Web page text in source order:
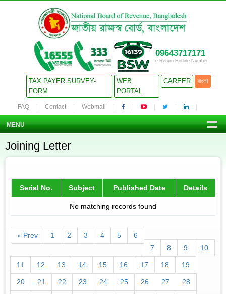
09643717171
e-Return Hotline Number
TAX PAYER SURVEY-
FORM
WEB
PORTAL
CAREER বাংলা
FAQ Contact Webmail
MENU
Joining Letter
Serial No. Subject Published Date Details
No matching records found
« Prev 1 2 3 4 5
6
7
8 9 10
11 12 13 14 15 16 17 18 19
20 21 22 23 24 25 26 27 28